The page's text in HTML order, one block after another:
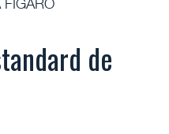
de